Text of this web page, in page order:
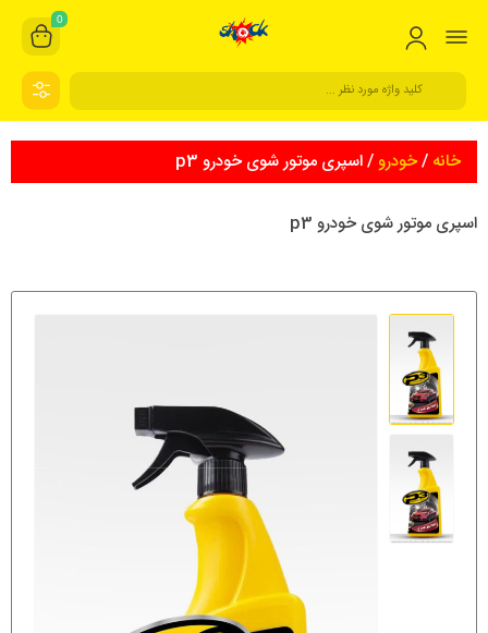
0
خانه /خودرو/ اسپری موتور شوی خودرو p3
اسپری موتور شوی خودرو p3